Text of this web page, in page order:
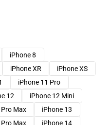
iPhone 8
iPhone XR
iPhone XS
iPhone 11 Pro
12
iPhone 12 Mini
Max
iPhone 13
Max
iPhone 14